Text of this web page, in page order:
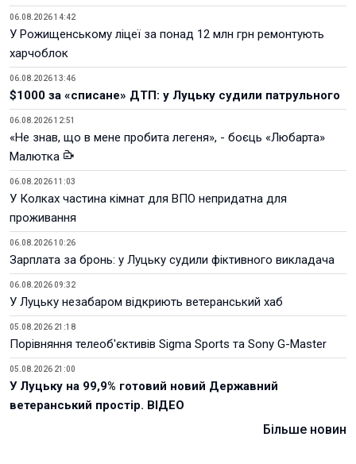
06.08.2026 14:42
У Рожищенському ліцеї за понад 12 млн грн ремонтують
харчоблок
06.08.2026 13:46
$1000 за «списане» ДТП: у Луцьку судили патрульного
06.08.2026 12:51
«Не знав, що в мене пробита легеня», - боєць «Любарта»
Малютка
06.08.2026 11:03
У Колках частина кімнат для ВПО непридатна для
проживання
06.08.2026 10:26
Зарплата за бронь: у Луцьку судили фіктивного викладача
06.08.2026 09:32
У Луцьку незабаром відкриють ветеранський хаб
05.08.2026 21:18
Порівняння телеоб'єктивів Sigma Sports та Sony G-Master
05.08.2026 21:00
У Луцьку на 99,9% готовий новий Державний
ветеранський простір. ВІДЕО
Більше новин